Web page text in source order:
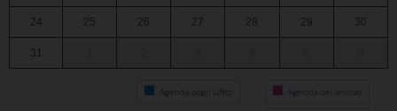
24 25 26 27 28 29 30
31
Agenda degli uffici Agenda del vescovo